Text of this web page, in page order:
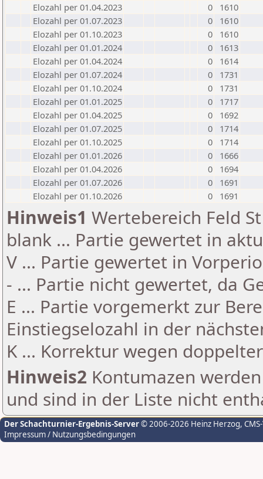
Elozahl per 01.04.2023
0
1610
Elozahl per 01.07.2023
0
1610
Elozahl per 01.10.2023
0
1610
Elozahl per 01.01.2024
0
1613
Elozahl per 01.04.2024
0
1614
Elozahl per 01.07.2024
0
1731
Elozahl per 01.10.2024
0
1731
Elozahl per 01.01.2025
0
1717
Elozahl per 01.04.2025
0
1692
Elozahl per 01.07.2025
0
1714
Elozahl per 01.10.2025
0
1714
Elozahl per 01.01.2026
0
1666
Elozahl per 01.04.2026
0
1694
Elozahl per 01.07.2026
0
1691
Elozahl per 01.10.2026
0 1691
Hinweis1 Wertebereich Feld
blank ... Partie gewertet in
V ... Partie gewertet in
- ... Partie nicht gewertet, da
E ... Partie vorgemerkt zur
Einstiegselozahl in der
K ... Korrektur wegen
Hinweis2 Kontumazen
und sind in der Liste nicht
Der Schachturnier-Ergebnis-Server© 2006-2026 Heinz Herzog,
Impressum / Nutzungsbedingungen